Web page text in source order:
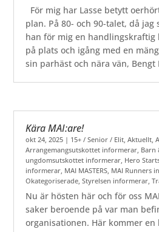
För mig har Lasse betytt
plan. På 80- och 90-talet, då jag
han för mig en handlingskraftig
på plats och igång med en
sin parhäst och nära vän, Bengt
Kära MAI:are!
okt 24, 2025 | 15+ / Senior / Elit ,Aktuellt ,
Arrangemangsutskottet informerar Barn
ungdomsutskottet informerar Hero
informerar MAI MASTERS MAI Runners
Okategoriserade ,Styrelsen informerar ,
Nu är hösten här och för oss
saker beroende på var man
organisationen. Här kommer